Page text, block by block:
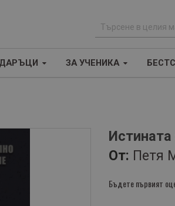
р
ЗА УЧЕНИКА
От: Петя
Бъдете първият